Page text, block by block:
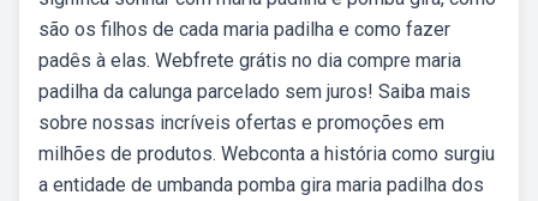
são os filhos de cada maria padilha e como fazer
padês à elas. Webfrete grátis no dia compre maria
padilha da calunga parcelado sem juros! Saiba mais
sobre nossas incríveis ofertas e promoções em
milhões de produtos. Webconta a história como surgiu
a entidade de umbanda pomba gira maria padilha dos